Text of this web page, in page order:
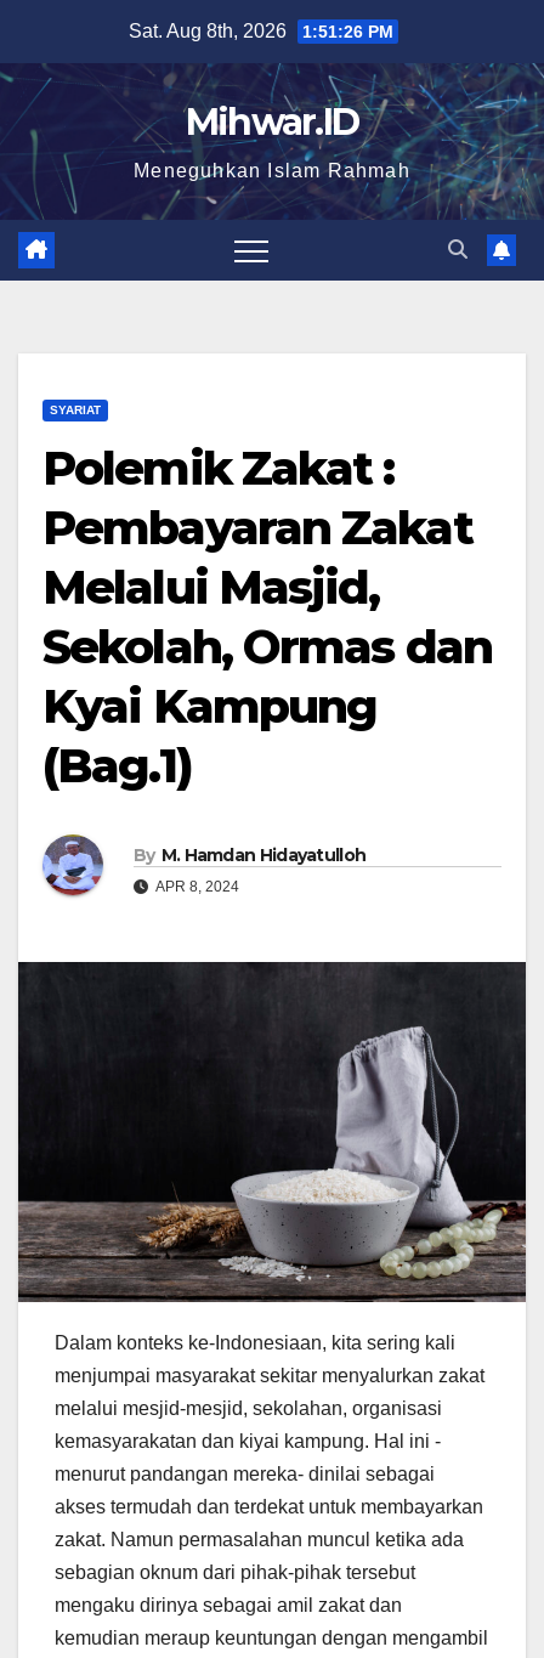
content
Sat. Aug 8th, 2026 1:51:27 PM
Mihwar.ID
Meneguhkan Islam Rahmah
SYARIAT
Polemik Zakat :
Pembayaran Zakat
Melalui Masjid,
Sekolah, Ormas dan
Kyai Kampung
(Bag.1)
By M. Hamdan Hidayatulloh
APR 8, 2024
Dalam konteks ke-Indonesiaan, kita sering kali
menjumpai masyarakat sekitar menyalurkan zakat
melalui mesjid-mesjid, sekolahan, organisasi
kemasyarakatan dan kiyai kampung. Hal ini -
menurut pandangan mereka- dinilai sebagai
akses termudah dan terdekat untuk membayarkan
zakat. Namun permasalahan muncul ketika ada
sebagian oknum dari pihak-pihak tersebut
mengaku dirinya sebagai amil zakat dan
kemudian meraup keuntungan dengan mengambil